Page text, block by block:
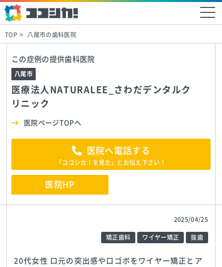
TOP 八尾市の歯科医院
この症例の提供歯科医院
医療法人NATURALEE_さわだデンタルク
リニック
八尾市
医院ページTOPへ
医院へ電話する
「ココシカ！を見た」とお伝え下さい！
医院HP
矯正歯科 ワイヤー矯正 抜歯
2025/04/25
20代女性 口元の突出感や口ゴボをワイヤー矯正とア